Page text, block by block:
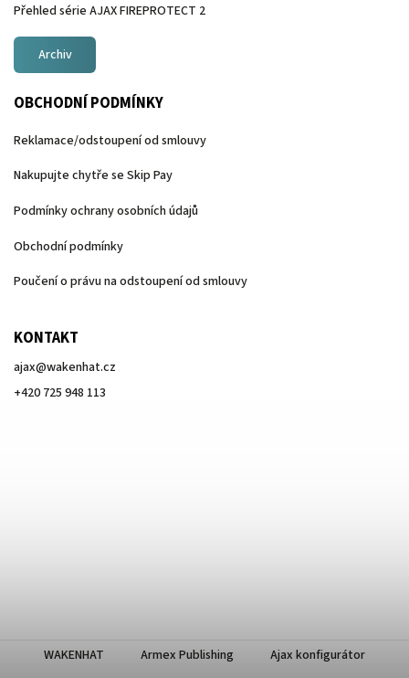
Přehled série AJAX FIREPROTECT 2
Archiv
OBCHODNÍ PODMÍNKY
Reklamace/odstoupení od smlouvy
Nakupujte chytře se Skip Pay
Podmínky ochrany osobních údajů
Obchodní podmínky
Poučení o právu na odstoupení od smlouvy
KONTAKT
ajax@wakenhat.cz
+420 725 948 113
WAKENHAT Armex Publishing Ajax konfigurátor